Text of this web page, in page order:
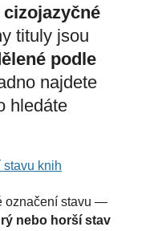
cizojazyčné
tituly jsou
podle
najdete
hledáte
stavu knih
označení stavu —
nebo horší stav